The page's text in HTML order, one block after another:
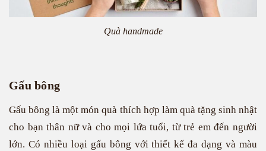
Quà handmade
Gấu bông
Gấu bông là một món quà thích hợp làm quà tặng sinh nhật
cho bạn thân nữ và cho mọi lứa tuổi, từ trẻ em đến người
lớn. Có nhiều loại gấu bông với thiết kế đa dạng và màu